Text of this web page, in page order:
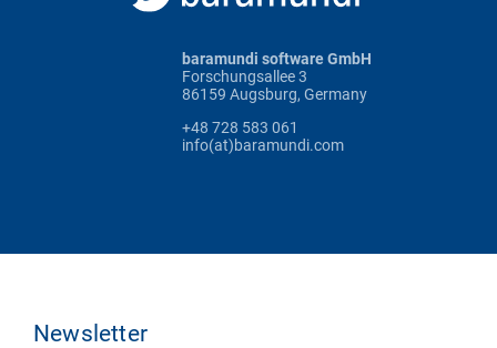
baramundi software GmbH
Forschungsallee 3
86159 Augsburg, Germany
+48 728 583 061
info(at)baramundi.com
Newsletter